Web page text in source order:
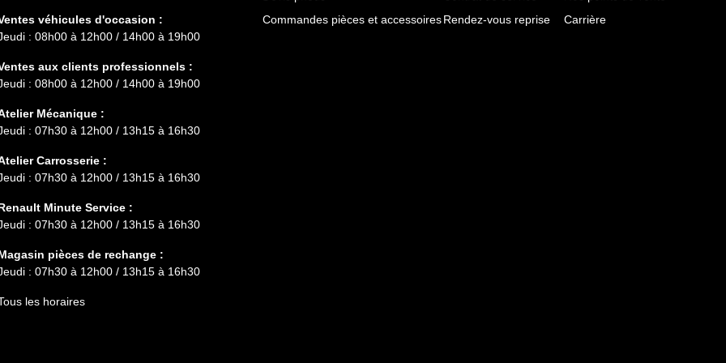
véhicules d'occasion :
: 08h00 à 12h00 / 14h00 à 19h00
aux clients professionnels :
: 08h00 à 12h00 / 14h00 à 19h00
Mécanique :
: 07h30 à 12h00 / 13h15 à 16h30
Carrosserie :
: 07h30 à 12h00 / 13h15 à 16h30
Minute Service :
: 07h30 à 12h00 / 13h15 à 16h30
pièces de rechange :
: 07h30 à 12h00 / 13h15 à 16h30
les horaires
Commandes pièces et accessoires Rendez-vous reprise
Carrière